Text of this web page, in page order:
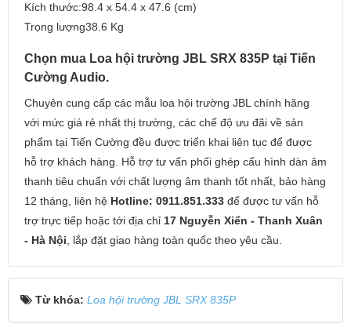
Kích thước:98.4 x 54.4 x 47.6 (cm)
Trọng lượng38.6 Kg
Chọn mua Loa hội trường JBL SRX 835P tại Tiến
Cường Audio.
Chuyên cung cấp các mẫu loa hội trường JBL chính hãng
với mức giá rẻ nhất thị trường, các chế độ ưu đãi về sản
phẩm tại Tiến Cường đều được triển khai liên tục để được
hỗ trợ khách hàng. Hỗ trợ tư vấn phối ghép cấu hình dàn âm
thanh tiêu chuẩn với chất lượng âm thanh tốt nhất, bảo hàng
12 tháng, liên hệ Hotline: 0911.851.333 để được tư vấn hỗ
trợ trực tiếp hoặc tới địa chỉ 17 Nguyễn Xiển - Thanh Xuân
- Hà Nội , lắp đặt giao hàng toàn quốc theo yêu cầu.
Từ khóa: Loa hội trường JBL SRX 835P